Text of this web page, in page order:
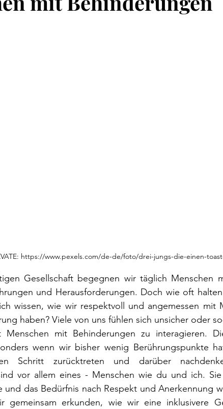
https://www.pexels.com/de-de/foto/drei-jungs-die-einen-
Gesellschaft begegnen wir täglich Menschen
und Herausforderungen. Doch wie oft
wissen, wie wir respektvoll und angemessen mit
haben? Viele von uns fühlen sich unsicher oder
mit Behinderungen zu interagieren.
wenn wir bisher wenig Berührungspunkte
Schritt zurücktreten und darüber
vor allem eines - Menschen wie du und ich.
und das Bedürfnis nach Respekt und Anerkennung
gemeinsam erkunden, wie wir eine inklusivere